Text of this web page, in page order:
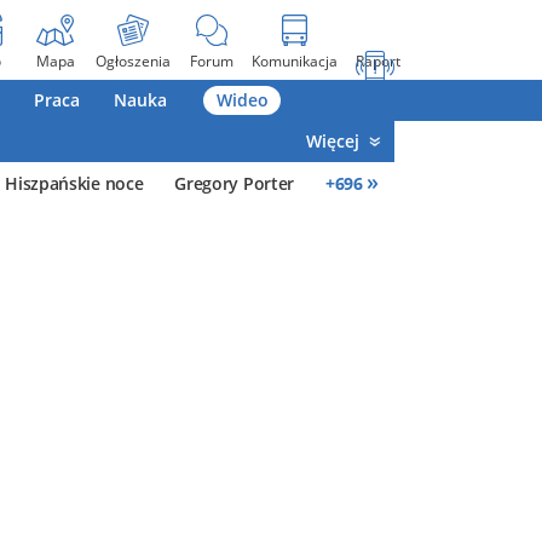
Mapa Ogłoszenia Forum Komunikacja Raport
Praca Nauka
Wideo
Więcej
Hiszpańskie noce Gregory Porter +696 »